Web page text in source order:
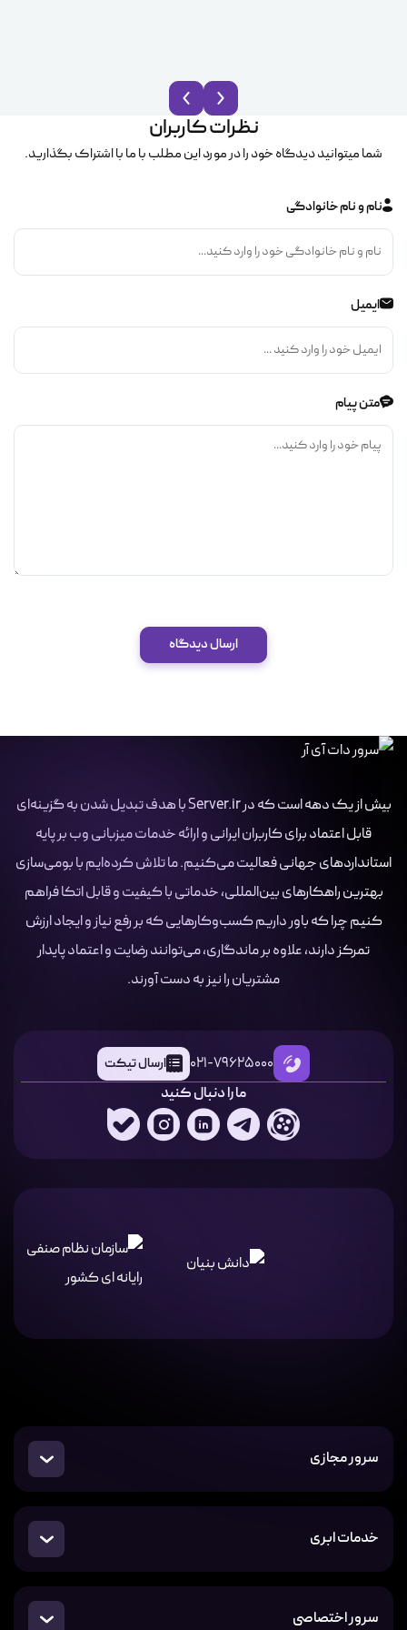
نظرات کاربران
شما میتوانید دیدگاه خود را در مورد این مطلب با ما با اشتراک بگذارید.
نام و نام خانوادگی
ایمیل
متن پیام
ارسال دیدگاه
بیش از یک دهه است که در Server.ir با هدف تبدیل شدن به گزینه‌ای
قابل اعتماد برای کاربران ایرانی و ارائه خدمات میزبانی وب بر پایه
استانداردهای جهانی فعالیت می‌کنیم. ما تلاش کرده‌ایم با بومی‌سازی
بهترین راهکارهای بین‌المللی، خدماتی با کیفیت و قابل اتکا فراهم
کنیم چرا که باور داریم کسب‌وکارهایی که بر رفع نیاز و ایجاد ارزش
تمرکز دارند، علاوه بر ماندگاری، می‌توانند رضایت و اعتماد پایدار
مشتریان را نیز به دست آورند.
021-79625000 ارسال تیکت
ما را دنبال کنید
سرور مجازی
خدمات ابری
سرور اختصاصی